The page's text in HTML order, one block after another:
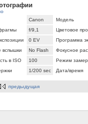
Canon
Модель
f/9,1
Цветовое
0 EV
Программа
вспышки
No Flash
Фокусное
в ISO
100
Режим
1/200 sec Дата/время
предыдущая